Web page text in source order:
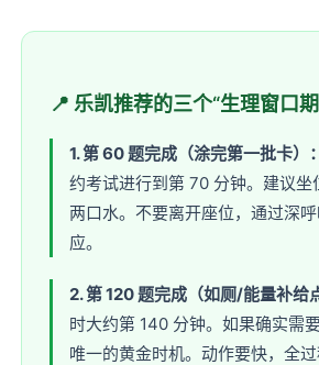
📍 乐凯推荐的三个“生理窗口
1. 第 60 题完成（涂完第一批卡）：
约考试进行到第 70 分钟。建议
两口水。不要离开座位，通过深
应。
2. 第 120 题完成（如厕/能量补给
时大约第 140 分钟。如果确实需
唯一的黄金时机。动作要快，全